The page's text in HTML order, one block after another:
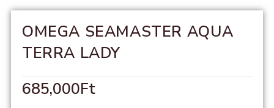
OMEGA SEAMASTER AQUA
TERRA LADY
685,000Ft